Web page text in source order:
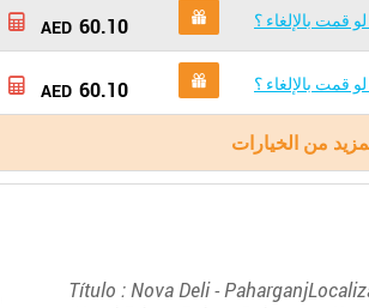
لو قمت بالإلغاء ؟ 60.10
لو قمت بالإلغاء ؟ 60.10
من الخيارات
Título : Nova Deli -